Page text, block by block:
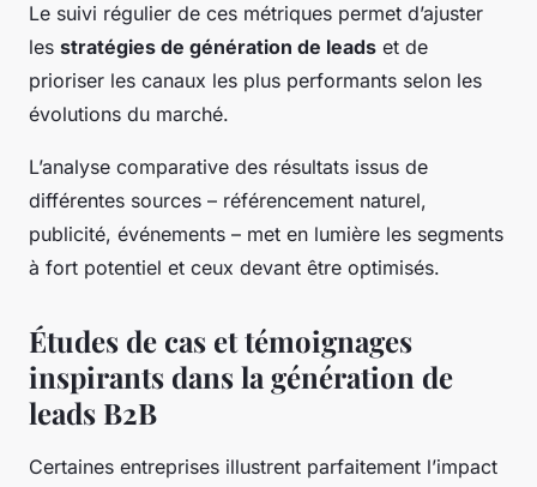
Le suivi régulier de ces métriques permet d’ajuster
les stratégies de génération de leads et de
prioriser les canaux les plus performants selon les
évolutions du marché.
L’analyse comparative des résultats issus de
différentes sources – référencement naturel,
publicité, événements – met en lumière les segments
à fort potentiel et ceux devant être optimisés.
Études de cas et témoignages
inspirants dans la génération de
leads B2B
Certaines entreprises illustrent parfaitement l’impact